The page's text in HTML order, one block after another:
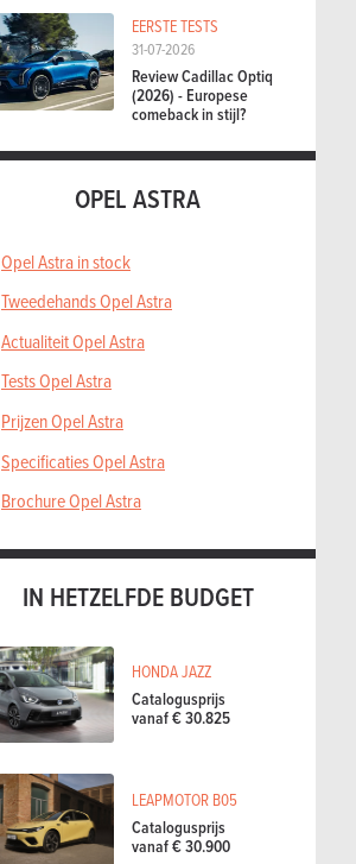
EERSTE TESTS
31-07-2026
Review Cadillac Optiq
(2026) - Europese
comeback in stijl?
OPEL ASTRA
Opel Astra in stock
Tweedehands Opel Astra
Actualiteit Opel Astra
Tests Opel Astra
Prijzen Opel Astra
Specificaties Opel Astra
Brochure Opel Astra
IN HETZELFDE BUDGET
HONDA JAZZ
Catalogusprijs
vanaf € 30.825
LEAPMOTOR B05
Catalogusprijs
vanaf € 30.900